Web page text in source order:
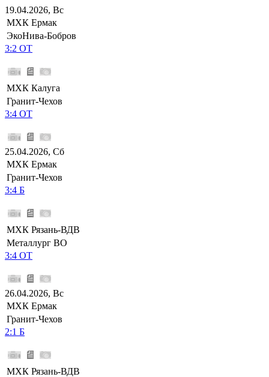
19.04.2026, Вс
МХК Ермак
ЭкоНива-Бобров
3:2 ОТ
МХК Калуга
Гранит-Чехов
3:4 ОТ
25.04.2026, Сб
МХК Ермак
Гранит-Чехов
3:4 Б
МХК Рязань-ВДВ
Металлург ВО
3:4 ОТ
26.04.2026, Вс
МХК Ермак
Гранит-Чехов
2:1 Б
МХК Рязань-ВДВ